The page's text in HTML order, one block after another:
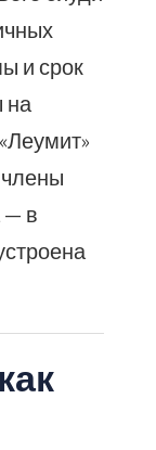
и срок
на
— в